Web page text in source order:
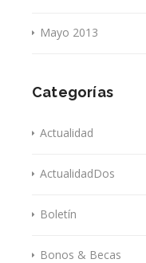
Mayo 2013
Categorías
Actualidad
ActualidadDos
Boletín
Bonos & Becas